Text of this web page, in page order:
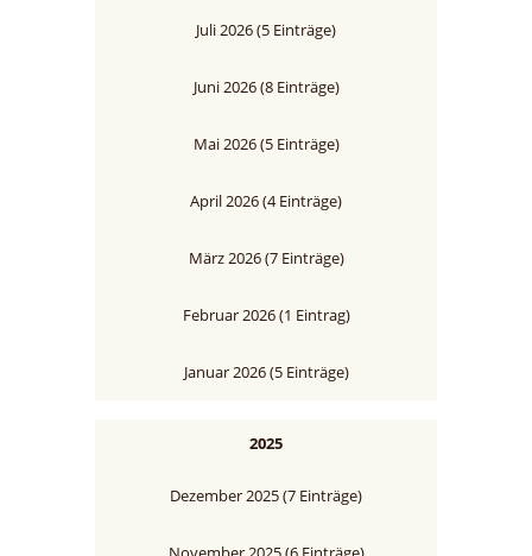
Juli 2026 (5 Einträge)
Juni 2026 (8 Einträge)
Mai 2026 (5 Einträge)
April 2026 (4 Einträge)
März 2026 (7 Einträge)
Februar 2026 (1 Eintrag)
Januar 2026 (5 Einträge)
2025
Dezember 2025 (7 Einträge)